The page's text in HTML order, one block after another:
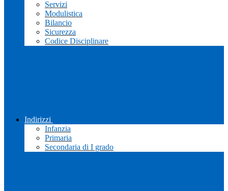
Servizi
Modulistica
Bilancio
Sicurezza
Codice Disciplinare
Indirizzi
Infanzia
Primaria
Secondaria di I grado